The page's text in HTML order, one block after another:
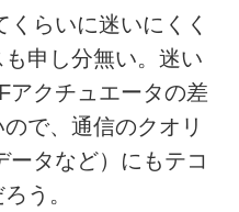
らいに迷いにくく
申し分無い。迷い
アクチュエータの差
で、通信のクオリ
ータなど）にもテコ
う。